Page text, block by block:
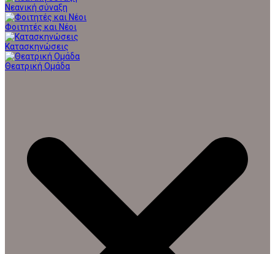
Νεανική σύναξη
Φοιτητές και Νέοι
Κατασκηνώσεις
Θεατρική Ομάδα